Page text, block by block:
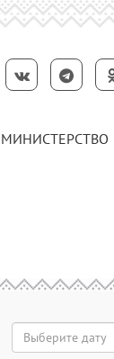
МИНИСТЕРСТВО